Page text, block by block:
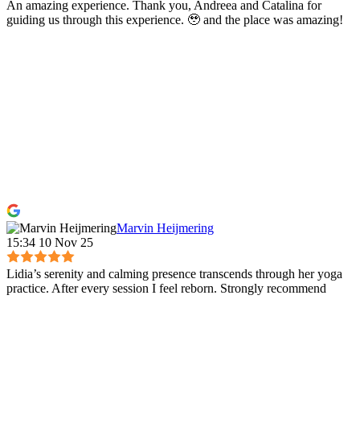
An amazing experience. Thank you, Andreea and Catalina for
guiding us through this experience. 🥹 and the place was amazing!
Marvin Heijmering
15:34 10 Nov 25
Lidia’s serenity and calming presence transcends through her yoga
practice. After every session I feel reborn. Strongly recommend